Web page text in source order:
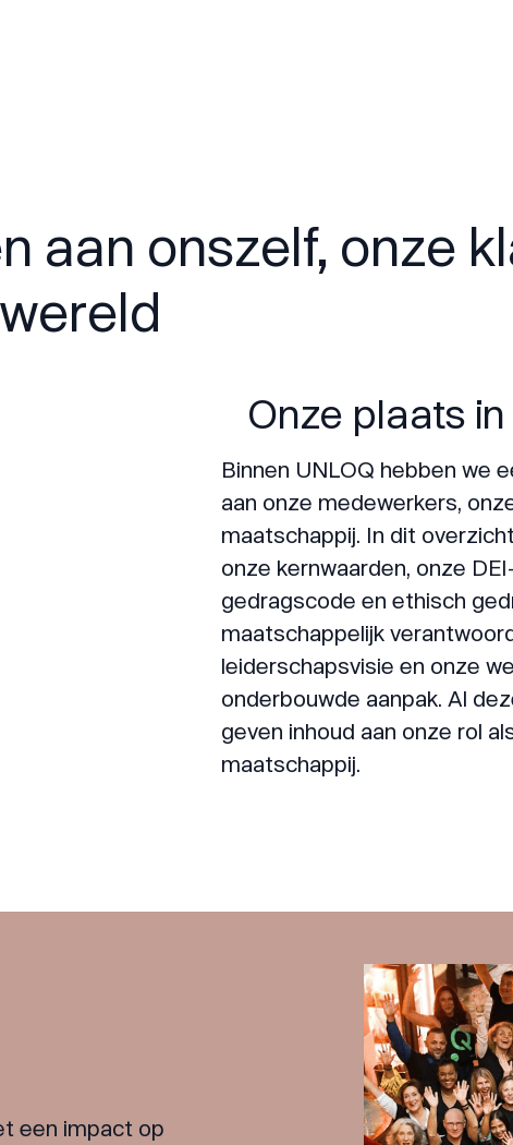
aan onszelf, onze
Onze plaats
Binnen UNLOQ hebben we
aan onze medewerkers,
maatschappij. In dit
onze kernwaarden, onze
gedragscode en ethisch
maatschappelijk
leiderschapsvisie en onze
onderbouwde aanpak. Al
geven inhoud aan onze rol
maatschappij.
een impact op